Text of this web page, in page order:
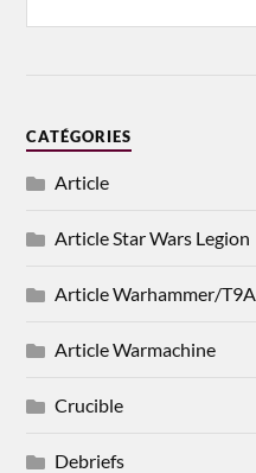
CATÉGORIES
Article
Article Star Wars Legion
Article Warhammer/T9A
Article Warmachine
Crucible
Debriefs